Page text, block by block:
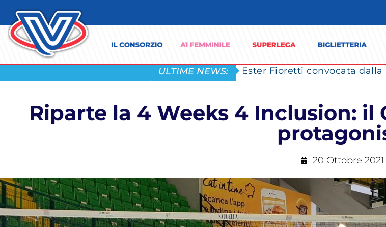
ULTIME NEWS: Ester Fioretti convocata
Riparte la 4 Weeks 4 Inclusion: il
20 Ottobre 2021